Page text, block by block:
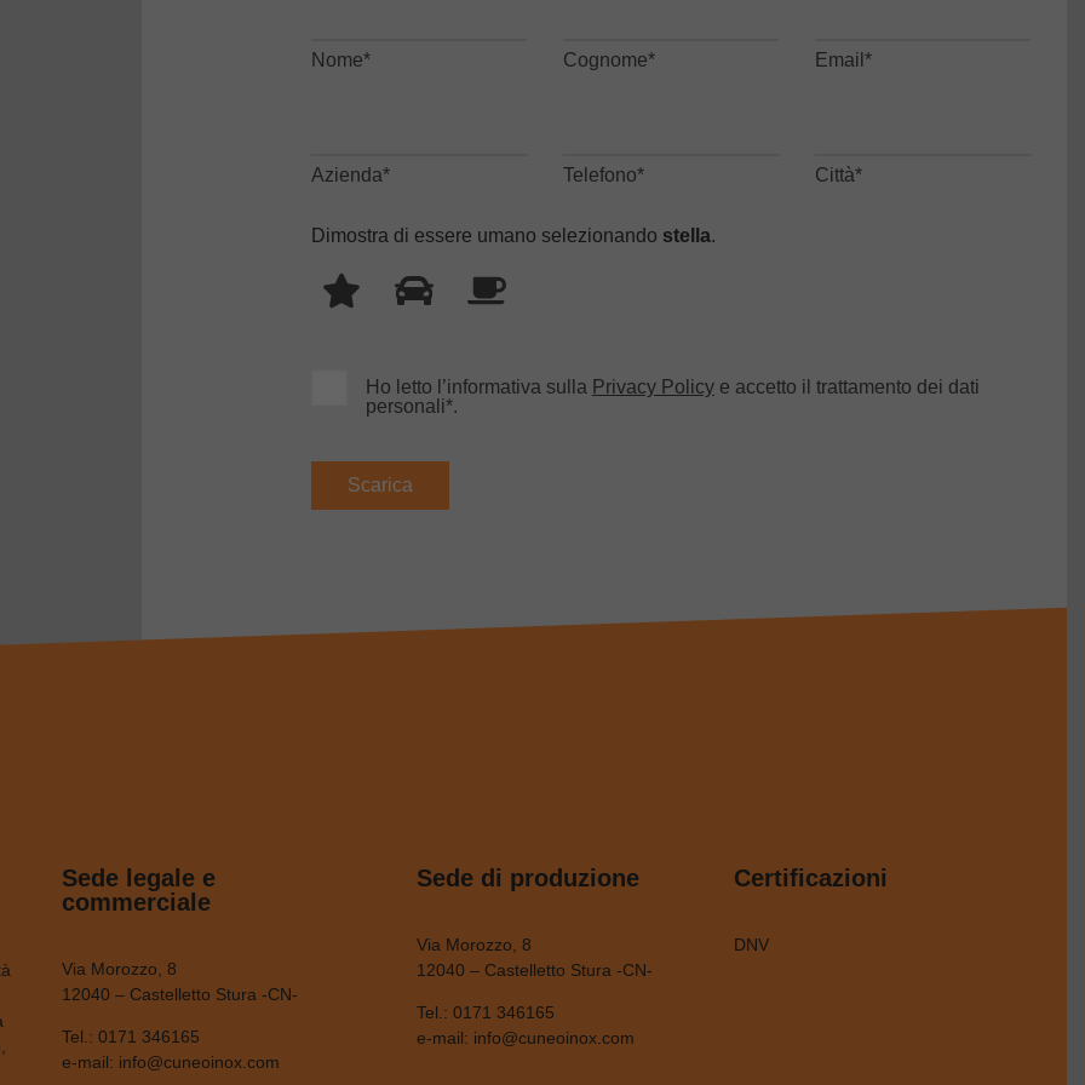
Nome* Cognome* Email*
Azienda* Telefono* Città*
Dimostra di essere umano selezionando stella.
Ho letto l’informativa sulla Privacy Policye accetto il trattamento dei dati
personali*.
Sede legale e
commerciale
Via Morozzo, 8
12040 – Castelletto Stura -CN-
Tel.:0171 346165
e-mail: info@cuneoinox.com
Sede di produzione
Via Morozzo, 8
12040 – Castelletto Stura -CN-
Tel.: 0171 346165
e-mail: info@cuneoinox.com
Certificazioni
DNV